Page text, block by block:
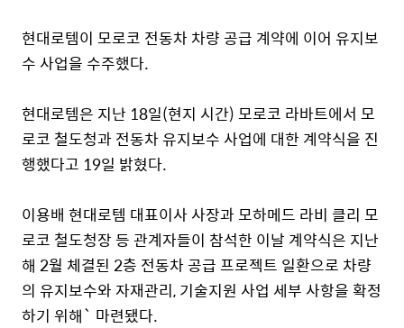
현대로템이 모로코 전동차 차량 공급 계약에 이어 유지보
수 사업을 수주했다.
현대로템은 지난 18일(현지 시간)모로코 라바트에서 모
로코 철도청과 전동차 유지보수 사업에 대한 계약식을 진
행했다고 19일 밝혔다.
이용배 현대로템 대표이사 사장과 모하메드 라비 클리 모
로코 철도청장 등 관계자들이 참석한 이날 계약식은 지난
해 2월 체결된 2층 전동차 공급 프로젝트 일환으로 차량
의 유지보수와 자재관리,기술지원 사업 세부 사항을 확정
하기 위해` 마련됐다.